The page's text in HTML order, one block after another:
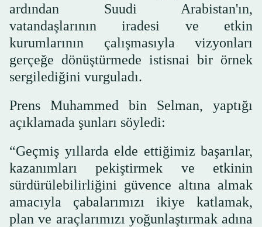
ardından Suudi Arabistan'ın,
vatandaşlarının iradesi ve etkin
kurumlarının çalışmasıyla vizyonları
gerçeğe dönüştürmede istisnai bir örnek
sergilediğini vurguladı.
Prens Muhammed bin Selman, yaptığı
açıklamada şunları söyledi:
“Geçmiş yıllarda elde ettiğimiz başarılar,
kazanımları pekiştirmek ve etkinin
sürdürülebilirliğini güvence altına almak
amacıyla çabalarımızı ikiye katlamak,
plan ve araçlarımızı yoğunlaştırmak adına